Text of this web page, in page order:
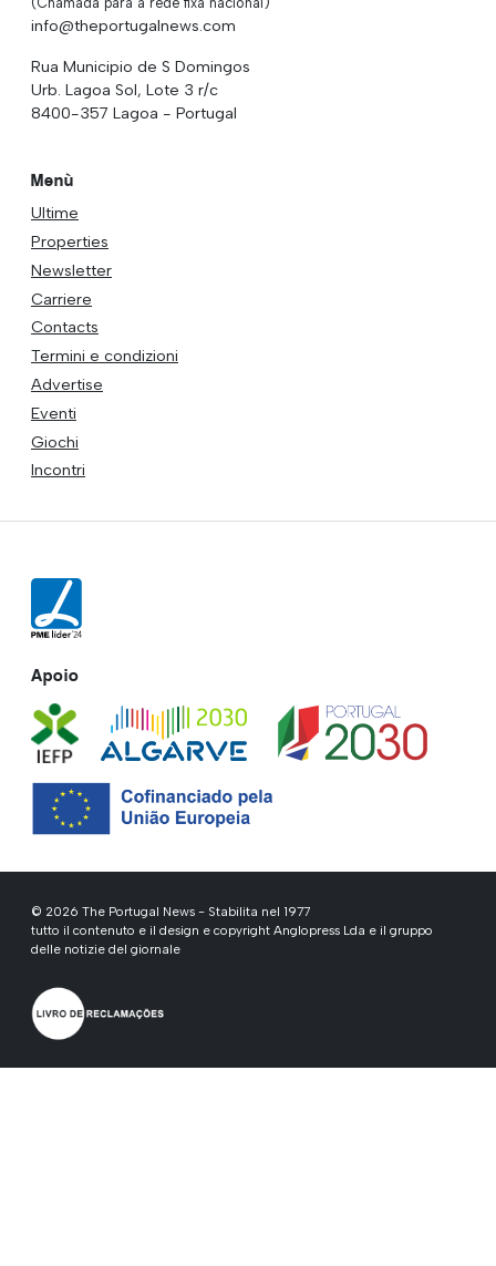
info@theportugalnews.com
Rua Municipio de S Domingos
Urb. Lagoa Sol, Lote 3 r/c
8400-357 Lagoa - Portugal
Menù
Ultime
Properties
Newsletter
Carriere
Contacts
Termini e condizioni
Advertise
Eventi
Giochi
Incontri
Apoio
© 2026 The Portugal News - Stabilita nel 1977
tutto il contenuto e il design e copyright Anglopress Lda e il gruppo
delle notizie del giornale